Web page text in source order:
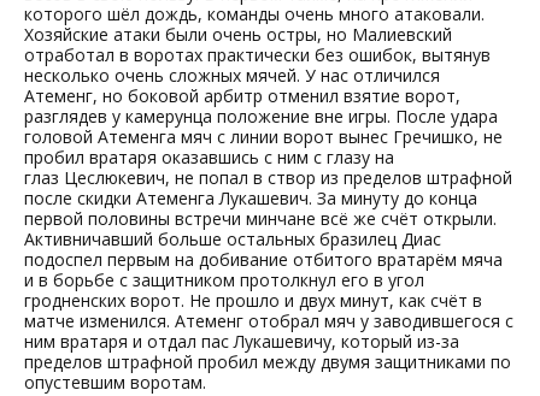
которого шёл дождь, команды очень много атаковали.
Хозяйские атаки были очень остры, но Малиевский
отработал в воротах практически без ошибок, вытянув
несколько очень сложных мячей. У нас отличился
Атеменг, но боковой арбитр отменил взятие ворот,
разглядев у камерунца положение вне игры. После удара
головой Атеменга мяч с линии ворот вынес Гречишко, не
пробил вратаря оказавшись с ним с глазу на
глаз Цеслюкевич, не попал в створ из пределов штрафной
после скидки Атеменга Лукашевич. За минуту до конца
первой половины встречи минчане всё же счёт открыли.
Активничавший больше остальных бразилец Диас
подоспел первым на добивание отбитого вратарём мяча
и в борьбе с защитником протолкнул его в угол
гродненских ворот. Не прошло и двух минут, как счёт в
матче изменился. Атеменг отобрал мяч у заводившегося с
ним вратаря и отдал пас Лукашевичу, который из-за
пределов штрафной пробил между двумя защитниками по
опустевшим воротам.